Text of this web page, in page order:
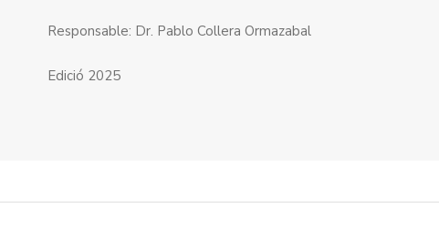
Responsable: Dr. Pablo Collera Ormazabal
Edició 2025